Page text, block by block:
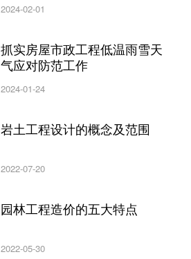
2024-02-01
抓实房屋市政工程低温雨雪天
气应对防范工作
2024-01-24
岩土工程设计的概念及范围
2022-07-20
园林工程造价的五大特点
2022-05-30